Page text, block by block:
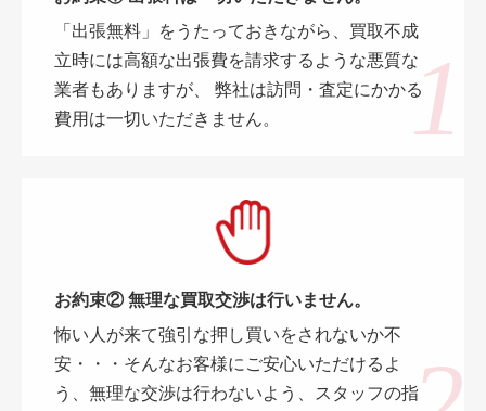
「出張無料」をうたっておきながら、買取不成
立時には高額な出張費を請求するような悪質な
業者もありますが、 弊社は訪問・査定にかかる
費用は一切いただきません。
お約束② 無理な買取交渉は行いません。
怖い人が来て強引な押し買いをされないか不
安・・・そんなお客様にご安心いただけるよ
う、無理な交渉は行わないよう、スタッフの指